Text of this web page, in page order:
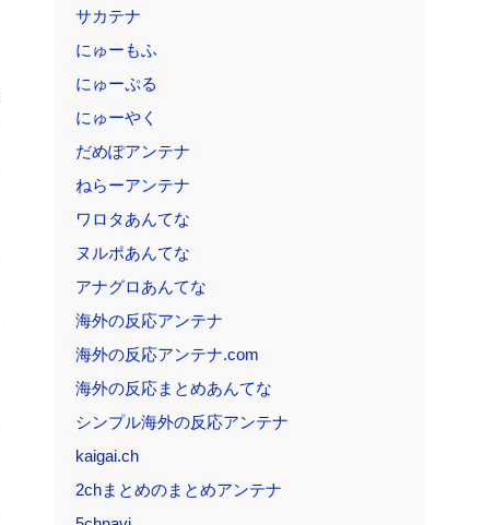
サカテナ
にゅーもふ
にゅーぷる
にゅーやく
だめぽアンテナ
ねらーアンテナ
ワロタあんてな
ヌルポあんてな
アナグロあんてな
海外の反応アンテナ
海外の反応アンテナ.com
海外の反応まとめあんてな
シンプル海外の反応アンテナ
kaigai.ch
2chまとめのまとめアンテナ